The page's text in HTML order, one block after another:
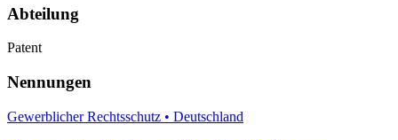
Abteilung
Patent
Nennungen
Gewerblicher Rechtsschutz • Deutschland